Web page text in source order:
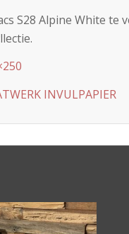
S28 Alpine White
INVULPAPIER